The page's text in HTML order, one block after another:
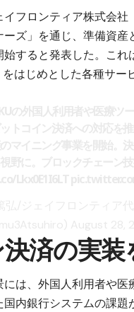
フロンティア株式会
ズ」を通じ、準備資産
すると発表した。こ
をはじめとした各種サ
済の実
は、外国人利用者や
内銀行システムの課